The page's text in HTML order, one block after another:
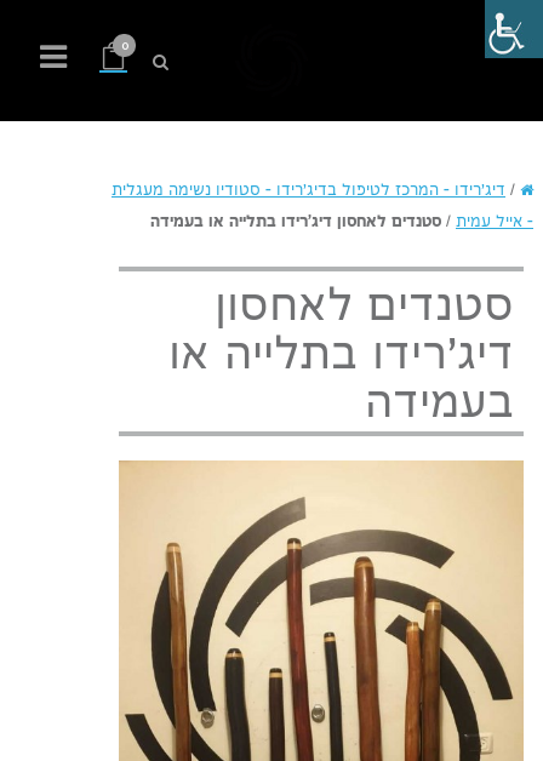
0
/ דיג'רידו – המרכז לטיפול בדיג'רידו – סטודיו נשימה מעגלית
– אייל עמית / סטנדים לאחסון דיג'רידו בתלייה או בעמידה
סטנדים לאחסון
דיג'רידו בתלייה או
בעמידה